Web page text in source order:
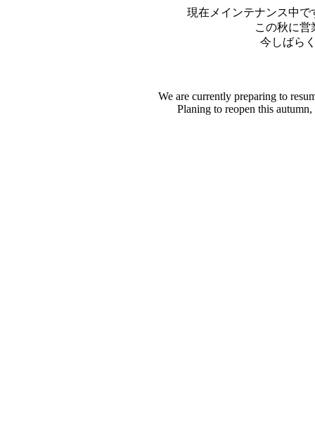
現在メインテナンス中
この秋に営
今しばら
We are currently preparing to
Planing to reopen this